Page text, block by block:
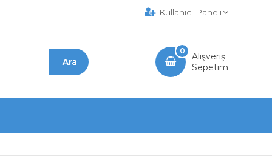
Kullanıcı Paneli
Alışveriş
Sepetim
0